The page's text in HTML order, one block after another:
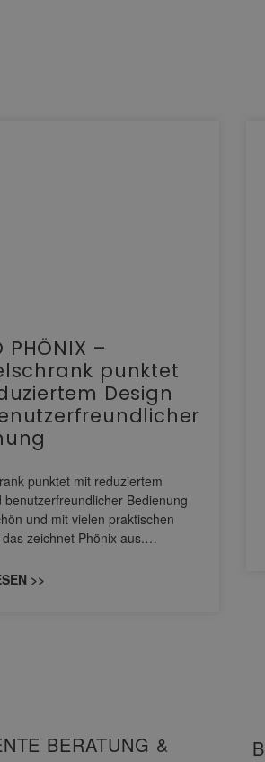
PHÖNIX –
punktet
Design
punktet mit reduziertem
benutzerfreundlicher Bedienung
und mit vielen praktischen
zeichnet Phönix aus.…
>>
BERATUNG &